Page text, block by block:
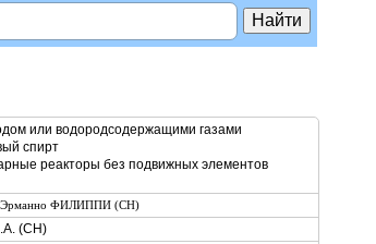
или водородсодержащими газами
спирт
реакторы без подвижных элементов
Эрманно ФИЛИППИ (CH)
(CH)